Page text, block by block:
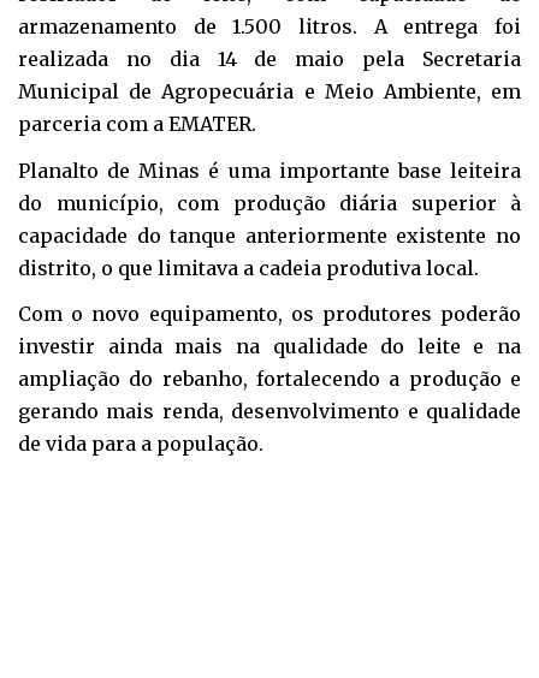
armazenamento de 1.500 litros. A entrega foi
realizada no dia 14 de maio pela Secretaria
Municipal de Agropecuária e Meio Ambiente, em
parceria com a EMATER.
Planalto de Minas é uma importante base leiteira
do município, com produção diária superior à
capacidade do tanque anteriormente existente no
distrito, o que limitava a cadeia produtiva local.
Com o novo equipamento, os produtores poderão
investir ainda mais na qualidade do leite e na
ampliação do rebanho, fortalecendo a produção e
gerando mais renda, desenvolvimento e qualidade
de vida para a população.